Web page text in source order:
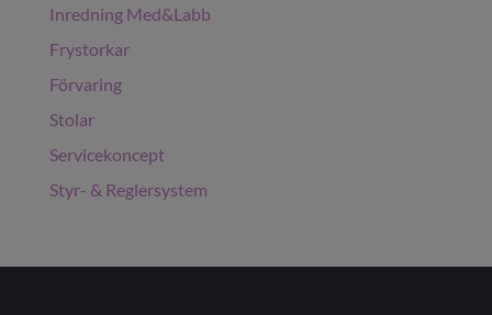
Inredning Med&Labb
Frystorkar
Förvaring
Stolar
Servicekoncept
Styr- & Reglersystem